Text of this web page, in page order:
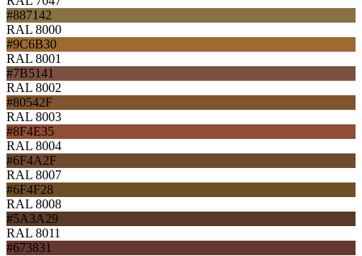
#887142
RAL 8000
#9C6B30
RAL 8001
#7B5141
RAL 8002
#80542F
RAL 8003
#8F4E35
RAL 8004
#6F4A2F
RAL 8007
#6F4F28
RAL 8008
#5A3A29
RAL 8011
#673831